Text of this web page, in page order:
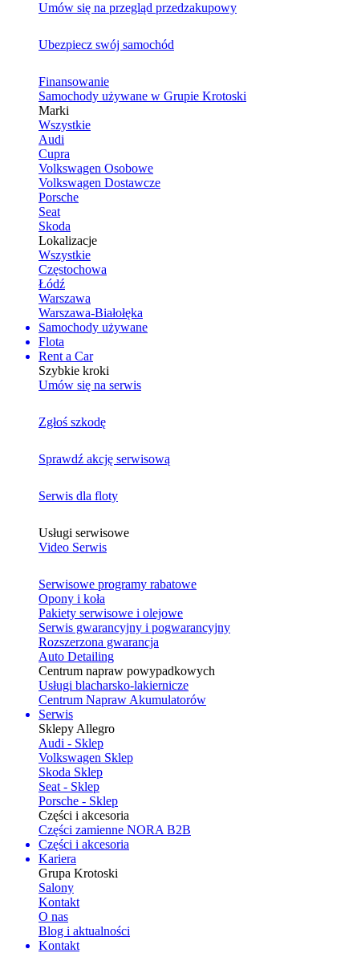
Umów się na przegląd przedzakupowy
Ubezpiecz swój samochód
Finansowanie
Samochody używane w Grupie Krotoski
Marki
Wszystkie
Audi
Cupra
Volkswagen Osobowe
Volkswagen Dostawcze
Porsche
Seat
Skoda
Lokalizacje
Wszystkie
Częstochowa
Łódź
Warszawa
Warszawa-Białołęka
Samochody używane
Flota
Rent a Car
Szybkie kroki
Umów się na serwis
Zgłoś szkodę
Sprawdź akcję serwisową
Serwis dla floty
Usługi serwisowe
Video Serwis
Serwisowe programy rabatowe
Opony i koła
Pakiety serwisowe i olejowe
Serwis gwarancyjny i pogwarancyjny
Rozszerzona gwarancja
Auto Detailing
Centrum napraw powypadkowych
Usługi blacharsko-lakiernicze
Centrum Napraw Akumulatorów
Serwis
Sklepy Allegro
Audi - Sklep
Volkswagen Sklep
Skoda Sklep
Seat - Sklep
Porsche - Sklep
Części i akcesoria
Części zamienne NORA B2B
Części i akcesoria
Kariera
Grupa Krotoski
Salony
Kontakt
O nas
Blog i aktualności
Kontakt